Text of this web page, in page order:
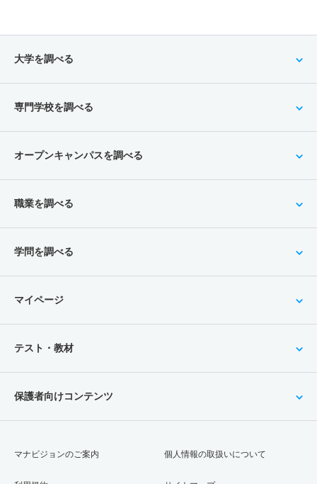
大学を調べる
専門学校を調べる
オープンキャンパスを調べる
職業を調べる
学問を調べる
マイページ
テスト・教材
保護者向けコンテンツ
マナビジョンのご案内 個人情報の取扱いについて